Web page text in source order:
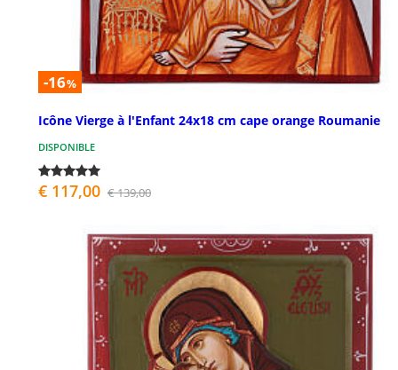
-16%
Icône Vierge à l'Enfant 24x18 cm cape orange Roumanie
DISPONIBLE
€ 117,00 € 139,00